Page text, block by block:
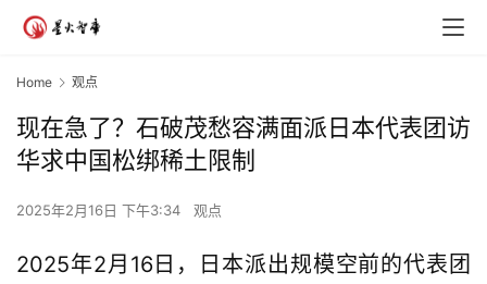
Home 观点
现在急了？石破茂愁容满面派日本代表团访
华求中国松绑稀土限制
2025年2月16日 下午3:34 观点
2025年2月16日，日本派出规模空前的代表团